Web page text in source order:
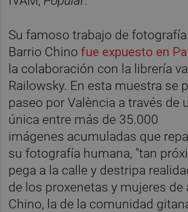
Su famoso trabajo de fotografía
Barrio Chinofue expuesto en
la colaboración con la librería
Railowsky. En esta muestra se
paseo por València a través de
única entre más de 35.000
imágenes acumuladas que
su fotografía humana, "tan
pega a la calle y destripa
de los proxenetas y mujeres de
Chino, la de la comunidad